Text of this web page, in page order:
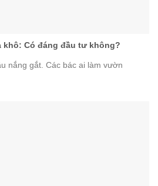
Có đáng đầu tư không?
nắng gắt. Các bác ai làm vườn